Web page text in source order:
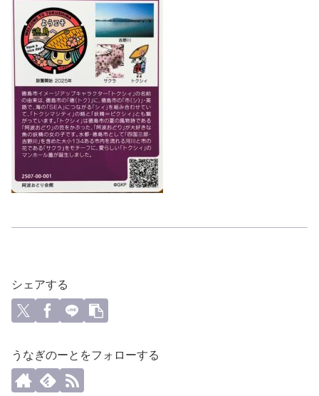
シェアする
うなぎのーとをフォローする